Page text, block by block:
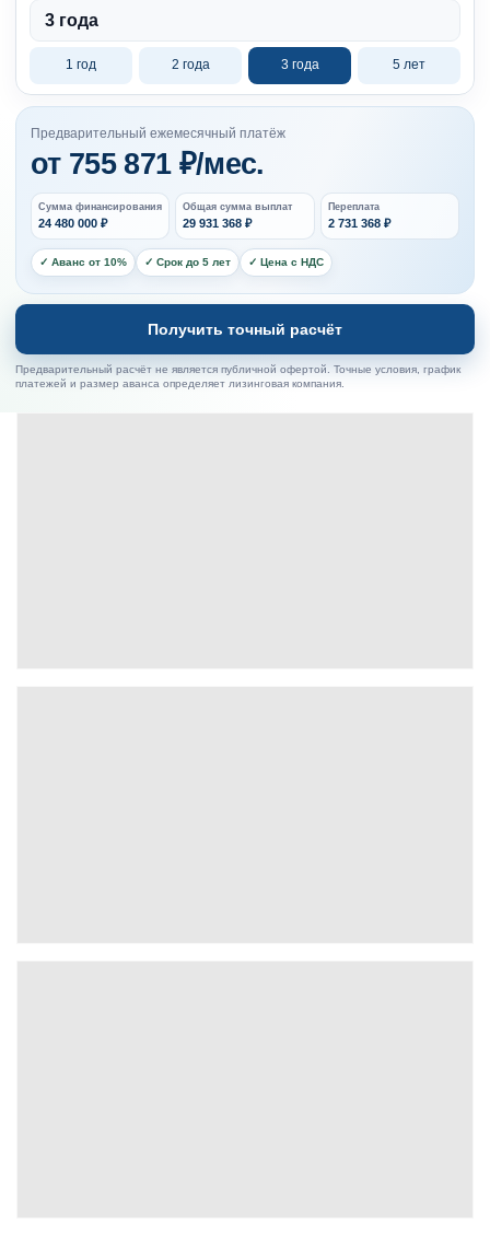
3 года
1 год 2 года 3 года 5 лет
Предварительный ежемесячный платёж
от 755 871₽/мес.
Сумма финансирования
24 480 000 ₽
Общая сумма выплат
29 931 368 ₽
Переплата
2 731 368₽
✓ Аванс от 10% ✓ Срок до 5 лет ✓ Цена с НДС
Получить точный расчёт
Предварительный расчёт не является публичной офертой. Точные условия, график
платежей и размер аванса определяет лизинговая компания.